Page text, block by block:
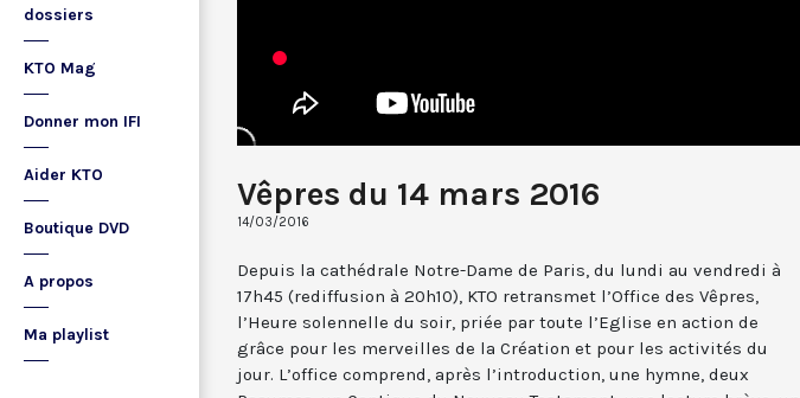
dossiers
KTO Mag
Donner mon IFI
Aider KTO
Boutique DVD
A propos
Ma playlist
Vêpres du 14 mars 2016
14/03/2016
Depuis la cathédrale Notre-Dame de Paris, du lundi au vendredi à
17h45 (rediffusion à 20h10), KTO retransmet l’Office des Vêpres,
l’Heure solennelle du soir, priée par toute l’Eglise en action de
grâce pour les merveilles de la Création et pour les activités du
jour. L’office comprend, après l’introduction, une hymne, deux